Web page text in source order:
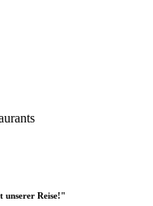
unserer Reise!"